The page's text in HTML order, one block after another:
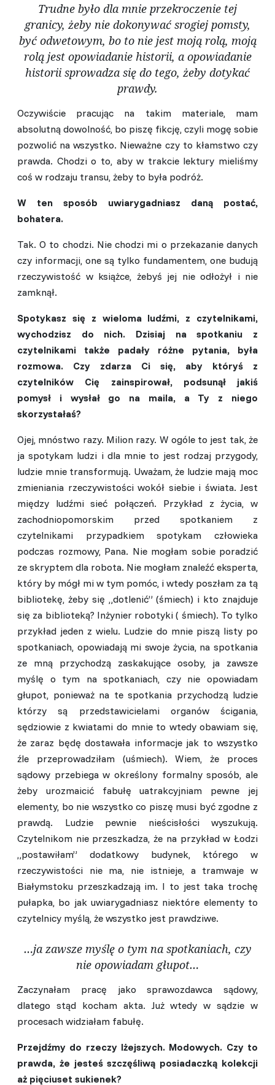
Trudne było dla mnie przekroczenie tej
granicy, żeby nie dokonywać srogiej pomsty,
być odwetowym, bo to nie jest moją rolą, moją
rolą jest opowiadanie historii, a opowiadanie
historii sprowadza się do tego, żeby dotykać
prawdy.
Oczywiście pracując na takim materiale, mam
absolutną dowolność, bo piszę fikcję, czyli mogę sobie
pozwolić na wszystko. Nieważne czy to kłamstwo czy
prawda. Chodzi o to, aby w trakcie lektury mieliśmy
coś w rodzaju transu, żeby to była podróż.
W ten sposób uwiarygadniasz daną postać,
bohatera.
Tak. O to chodzi. Nie chodzi mi o przekazanie danych
czy informacji, one są tylko fundamentem, one budują
rzeczywistość w książce, żebyś jej nie odłożył i nie
zamknął.
Spotykasz się z wieloma ludźmi, z czytelnikami,
wychodzisz do nich. Dzisiaj na spotkaniu z
czytelnikami także padały różne pytania, była
rozmowa. Czy zdarza Ci się, aby któryś z
czytelników Cię zainspirował, podsunął jakiś
pomysł i wysłał go na maila, a Ty z niego
skorzystałaś?
Ojej, mnóstwo razy. Milion razy. W ogóle to jest tak, że
ja spotykam ludzi i dla mnie to jest rodzaj przygody,
ludzie mnie transformują. Uważam, że ludzie mają moc
zmieniania rzeczywistości wokół siebie i świata. Jest
między ludźmi sieć połączeń. Przykład z życia, w
zachodniopomorskim przed spotkaniem z
czytelnikami przypadkiem spotykam człowieka
podczas rozmowy, Pana. Nie mogłam sobie poradzić
ze skryptem dla robota. Nie mogłam znaleźć eksperta,
który by mógł mi w tym pomóc, i wtedy poszłam za tą
bibliotekę, żeby się „dotlenić” (śmiech) i kto znajduje
się za biblioteką? Inżynier robotyki ( śmiech). To tylko
przykład jeden z wielu. Ludzie do mnie piszą listy po
spotkaniach, opowiadają mi swoje życia, na spotkania
ze mną przychodzą zaskakujące osoby, ja zawsze
myślę o tym na spotkaniach, czy nie opowiadam
głupot, ponieważ na te spotkania przychodzą ludzie
którzy są przedstawicielami organów ścigania,
sędziowie z kwiatami do mnie to wtedy obawiam się,
że zaraz będę dostawała informacje jak to wszystko
źle przeprowadziłam (uśmiech). Wiem, że proces
sądowy przebiega w określony formalny sposób, ale
żeby urozmaicić fabułę uatrakcyjniam pewne jej
elementy, bo nie wszystko co piszę musi być zgodne z
prawdą. Ludzie pewnie nieścisłości wyszukują.
Czytelnikom nie przeszkadza, że na przykład w Łodzi
„postawiłam” dodatkowy budynek, którego w
rzeczywistości nie ma, nie istnieje, a tramwaje w
Białymstoku przeszkadzają im. I to jest taka trochę
pułapka, bo jak uwiarygadniasz niektóre elementy to
czytelnicy myślą, że wszystko jest prawdziwe.
…ja zawsze myślę o tym na spotkaniach, czy
nie opowiadam głupot…
Zaczynałam pracę jako sprawozdawca sądowy,
dlatego stąd kocham akta. Już wtedy w sądzie w
procesach widziałam fabułę.
Przejdźmy do rzeczy lżejszych. Modowych. Czy to
prawda, że jesteś szczęśliwą posiadaczką kolekcji
aż pięciuset sukienek?